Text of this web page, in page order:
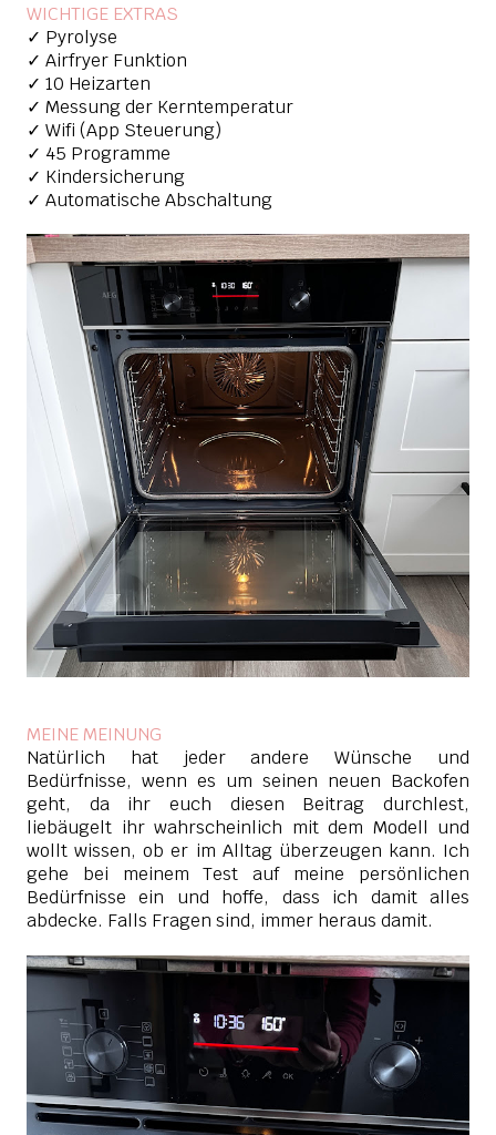
WICHTIGE EXTRAS
✓ Pyrolyse
✓ Airfryer Funktion
✓ 10 Heizarten
✓ Messung der Kerntemperatur
✓ Wifi (App Steuerung)
✓ 45 Programme
✓ Kindersicherung
✓ Automatische Abschaltung
MEINE MEINUNG
Natürlich hat jeder andere Wünsche und
Bedürfnisse, wenn es um seinen neuen Backofen
geht, da ihr euch diesen Beitrag durchlest,
liebäugelt ihr wahrscheinlich mit dem Modell und
wollt wissen, ob er im Alltag überzeugen kann. Ich
gehe bei meinem Test auf meine persönlichen
Bedürfnisse ein und hoffe, dass ich damit alles
abdecke. Falls Fragen sind, immer heraus damit.